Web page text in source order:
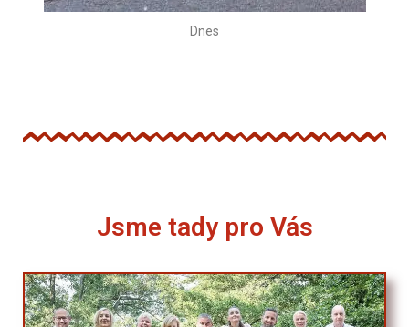
Dnes
Jsme tady pro Vás